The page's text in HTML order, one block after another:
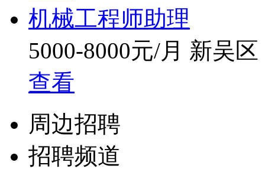
机械工程师助理
5000-8000元/月 新吴区
查看
周边招聘
招聘频道